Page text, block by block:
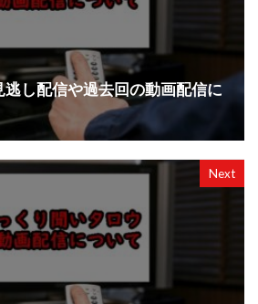
し配信や過去回の動画配信に
Next